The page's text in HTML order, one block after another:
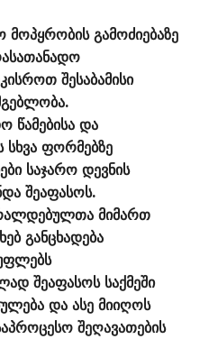
მოპყრობის გამოძიებაზე
შესაბამისი
წამებისა და
ფორმებზე
საჯარო დევნის
შეაფასოს.
მიმართ
განცხადება
შეაფასოს საქმეში
და ასე მიიღოს
შეღავათების